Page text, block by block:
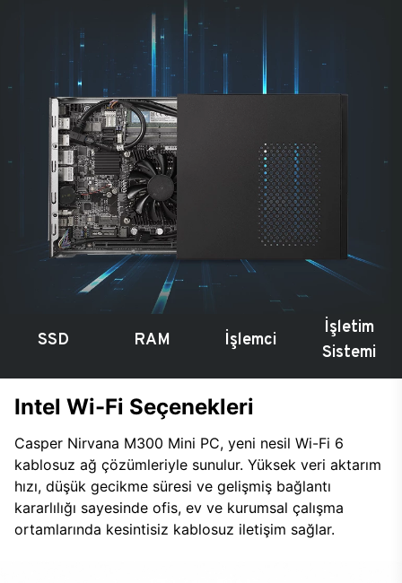
SSD RAM İşlemci
İşletim
Sistemi
Intel Wi-Fi Seçenekleri
Casper Nirvana M300 Mini PC, yeni nesil Wi-Fi 6
kablosuz ağ çözümleriyle sunulur. Yüksek veri aktarım
hızı, düşük gecikme süresi ve gelişmiş bağlantı
kararlılığı sayesinde ofis, ev ve kurumsal çalışma
ortamlarında kesintisiz kablosuz iletişim sağlar.